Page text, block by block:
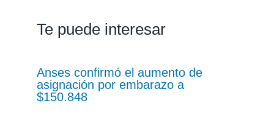
Te puede interesar
Anses confirmó el aumento de
asignación por embarazo a
$150.848